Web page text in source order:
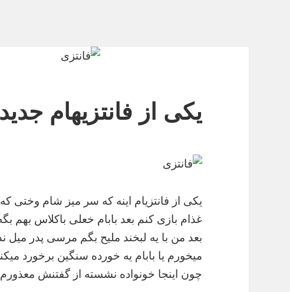
یکی از فانتزیهام
یکی از فانتزیام اینه که سر میز شام وختی
غذام بازی کنم بعد بابام خعلی باکلاس بهم
بعد من با یه لبخند ملیح بگم مرسی پدر
میخورم یا بابام یه خورده سنگین برخورد
چون اینجا خونواده نشسته از گفتنش معذورم